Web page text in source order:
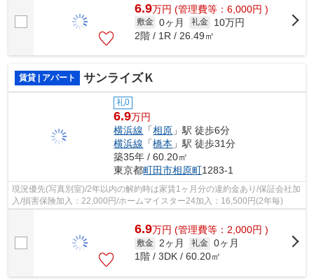
6.9万円 (管理費等：6,000円 )
敷金 0ヶ月 礼金
10万円
2階 / 1R / 26.49㎡
賃貸 | アパート サンライズＫ
礼0
6.9万円
横浜線 「相原 」駅 徒歩6分
横浜線 「橋本 」駅 徒歩31分
築35年 / 60.20㎡
東京都町田市相原町1283-1
現況優先(写真別室)/2年以内の解約時は家賃1ヶ月分の違約金あり/保証会社加
入/損害保険加入：22,000円/ホームマイスター24加入：16,500円(2年毎)
6.9万円 (管理費等：2,000円 )
敷金 2ヶ月 礼金 0ヶ月
1階 / 3DK / 60.20㎡